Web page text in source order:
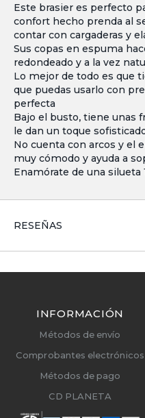
Este brasier es perfecto
confort hecho prenda al
contar con cargaderas y
Sus copas en espuma
redondeado y a la vez
Lo mejor de todo es que
que puedas usarlo con
perfecta
Bajo el busto, tiene unas
le dan un toque
No cuenta con arcos y el
muy cómodo y ayuda a
Enamórate de una silueta
RESEÑAS
INFORMACIÓN
Métodos de envío
Comprobantes electrónicos
Métodos de pago
CD PLANETA